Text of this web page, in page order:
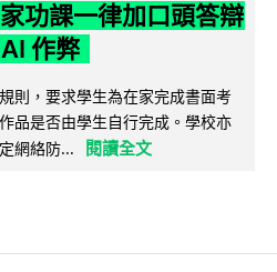
功課一律加口頭答辯
作弊
則，要求學生為在家完成書面考
品是否由學生自行完成。學校亦
網絡防...
閱讀全文